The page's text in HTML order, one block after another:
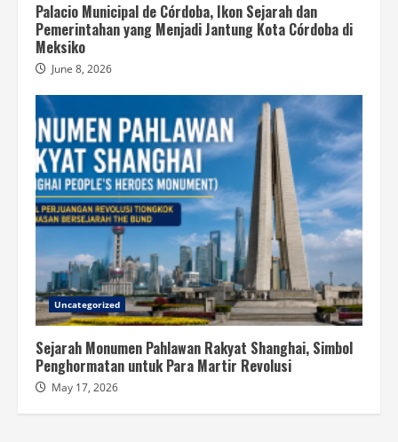
Palacio Municipal de Córdoba, Ikon Sejarah dan
Pemerintahan yang Menjadi Jantung Kota Córdoba di
Meksiko
June 8, 2026
Uncategorized
Sejarah Monumen Pahlawan Rakyat Shanghai, Simbol
Penghormatan untuk Para Martir Revolusi
May 17, 2026